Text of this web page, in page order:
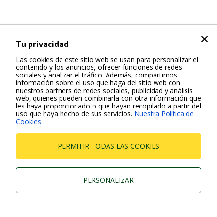
×
Tu privacidad
Las cookies de este sitio web se usan para personalizar el
contenido y los anuncios, ofrecer funciones de redes
sociales y analizar el tráfico. Además, compartimos
información sobre el uso que haga del sitio web con
nuestros partners de redes sociales, publicidad y análisis
web, quienes pueden combinarla con otra información que
les haya proporcionado o que hayan recopilado a partir del
uso que haya hecho de sus servicios. Nuestra Política de
Cookies
PERMITIR TODAS LAS COOKIES
PERSONALIZAR